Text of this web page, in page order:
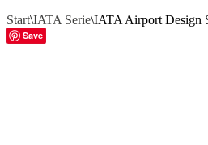
Start\IATA Serie\IATA Airport Design
Save